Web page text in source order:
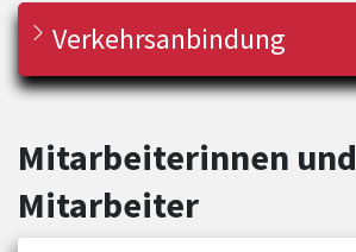
Verkehrsanbindung
Mitarbeiterinnen und
Mitarbeiter